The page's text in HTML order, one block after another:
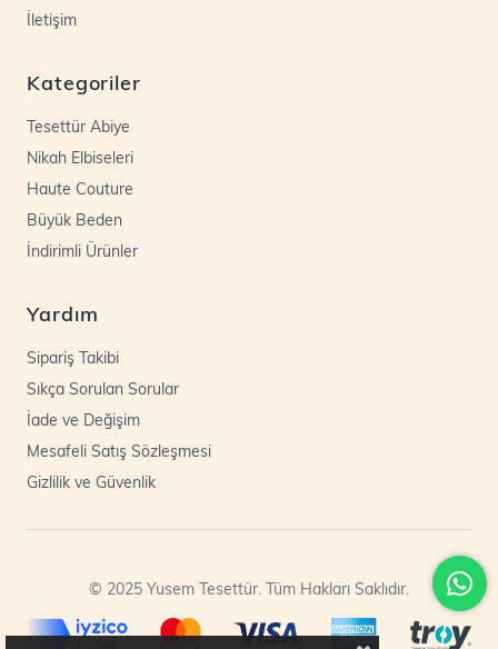
İletişim
Kategoriler
Tesettür Abiye
Nikah Elbiseleri
Haute Couture
Büyük Beden
İndirimli Ürünler
Yardım
Sipariş Takibi
Sıkça Sorulan Sorular
İade ve Değişim
Mesafeli Satış Sözleşmesi
Gizlilik ve Güvenlik
© 2025 Yusem Tesettür. Tüm Hakları Saklıdır.